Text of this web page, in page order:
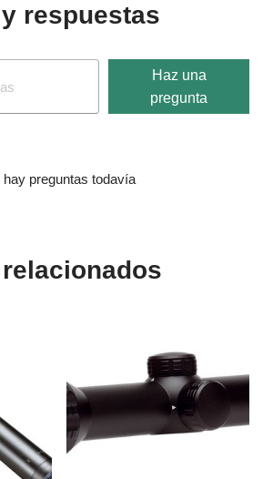
respuestas
Haz una
pregunta
hay preguntas todavía